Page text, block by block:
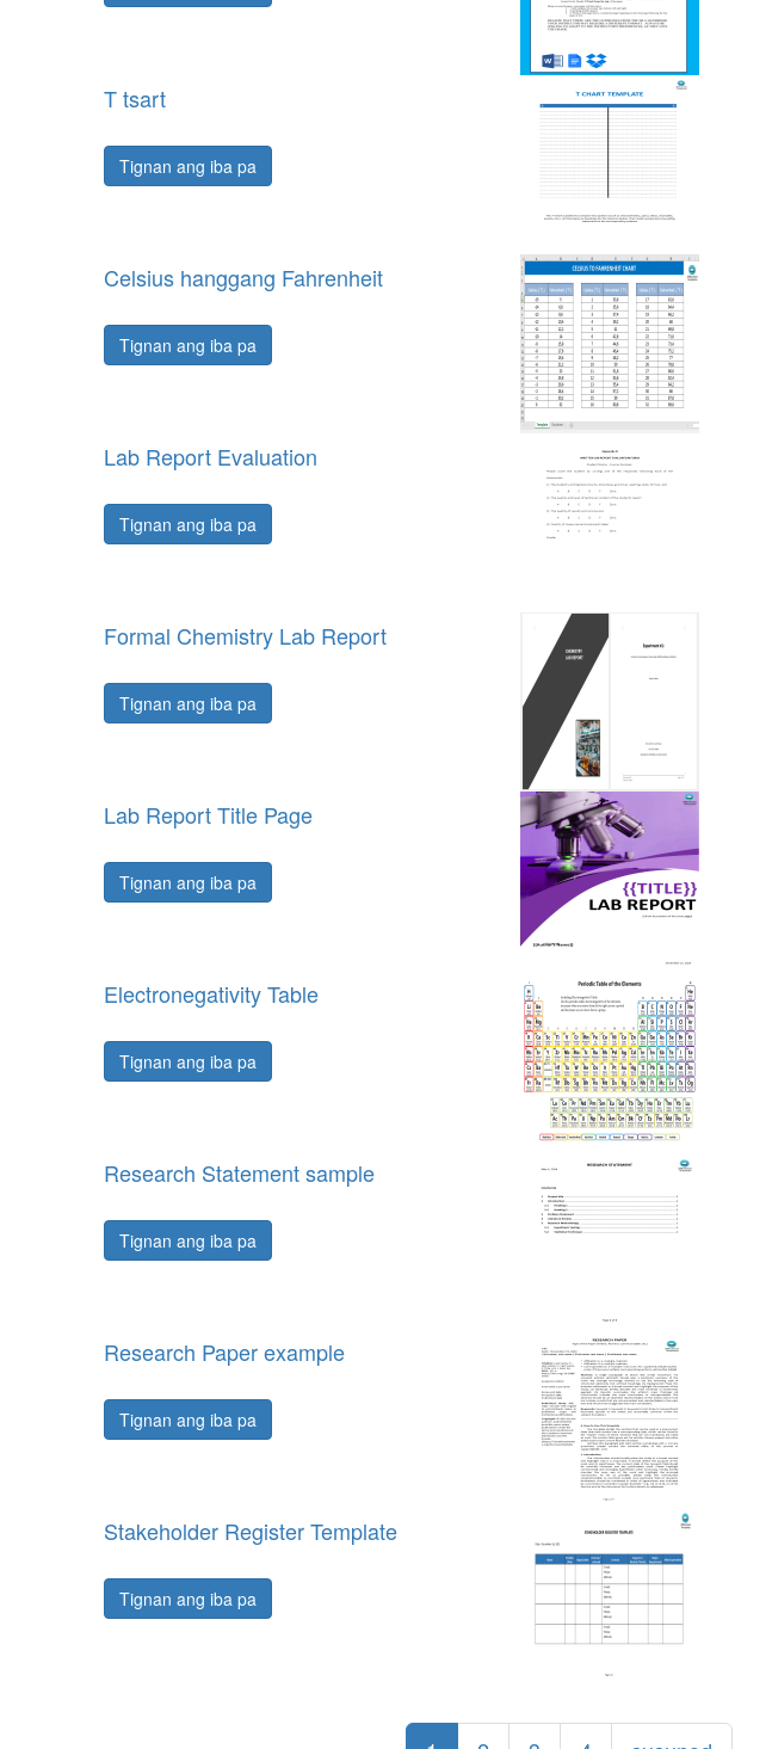
T tsart
Tignan ang iba pa
Celsius hanggang Fahrenheit
Tignan ang iba pa
Lab Report Evaluation
Tignan ang iba pa
Formal Chemistry Lab Report
Tignan ang iba pa
Lab Report Title Page
Tignan ang iba pa
Electronegativity Table
Tignan ang iba pa
Research Statement sample
Tignan ang iba pa
Research Paper example
Tignan ang iba pa
Stakeholder Register Template
Tignan ang iba pa